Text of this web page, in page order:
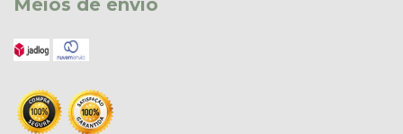
Meios de envío